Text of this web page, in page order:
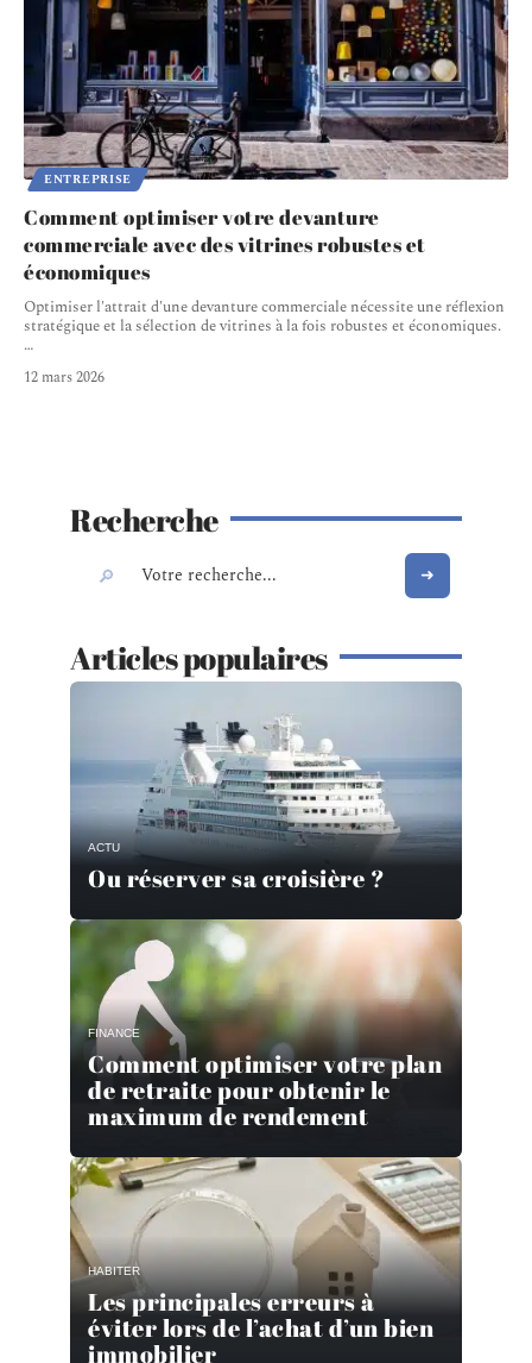
ENTREPRISE
Comment optimiser votre devanture
commerciale avec des vitrines robustes et
économiques
Optimiser l'attrait d'une devanture commerciale nécessite une réflexion
stratégique et la sélection de vitrines à la fois robustes et économiques.
…
12 mars 2026
Recherche
Articles populaires
ACTU
Ou réserver sa croisière ?
FINANCE
Comment optimiser votre plan
de retraite pour obtenir le
maximum de rendement
HABITER
Les principales erreurs à
éviter lors de l’achat d’un bien
immobilier